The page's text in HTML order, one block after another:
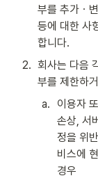
부를 추가ㆍ
등에 대한 사
합니다.
2. 회사는 다음
부를 제한하
a.
이용자
손상, 서
정을 위
비스에
경우